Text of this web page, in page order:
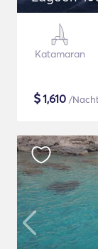
Katamaran
$1,610 /